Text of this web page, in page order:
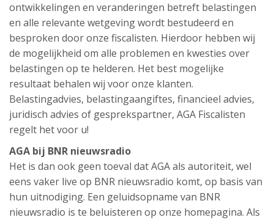
ontwikkelingen en veranderingen betreft belastingen
en alle relevante wetgeving wordt bestudeerd en
besproken door onze fiscalisten. Hierdoor hebben wij
de mogelijkheid om alle problemen en kwesties over
belastingen op te helderen. Het best mogelijke
resultaat behalen wij voor onze klanten.
Belastingadvies, belastingaangiftes, financieel advies,
juridisch advies of gesprekspartner, AGA Fiscalisten
regelt het voor u!
AGA bij BNR nieuwsradio
Het is dan ook geen toeval dat AGA als autoriteit, wel
eens vaker live op BNR nieuwsradio komt, op basis van
hun uitnodiging. Een geluidsopname van BNR
nieuwsradio is te beluisteren op onze homepagina. Als